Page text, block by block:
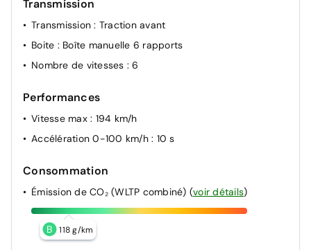
élargie (3 caméras haut de pare-brise) et protection
des usagers de la route vulnérables (piéto
Transmission
Transmission: Traction avant
Boite : Boîte manuelle 6 rapports
Nombre de vitesses : 6
Performances
Vitesse max : 194 km/h
Accélération 0-100 km/h : 10 s
Consommation
Émission de CO₂ (WLTP combiné) (voir détails)
B 118 g/km